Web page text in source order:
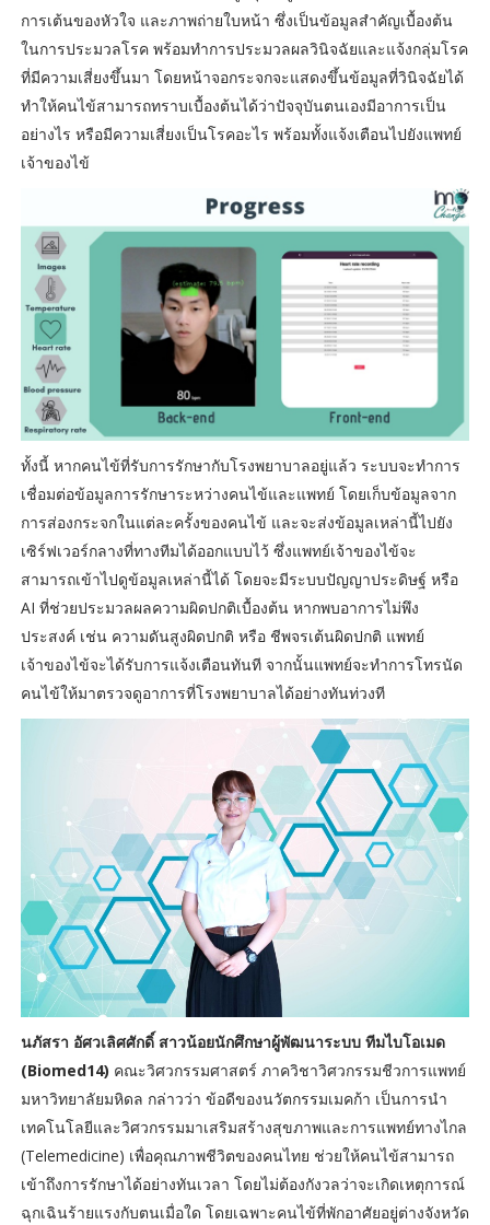
การเต้นของหัวใจ และภาพถ่ายใบหน้า ซึ่งเป็นข้อมูลสำคัญเบื้องต้น
ในการประมวลโรค พร้อมทำการประมวลผลวินิจฉัยและแจ้งกลุ่มโรค
ที่มีความเสี่ยงขึ้นมา โดยหน้าจอกระจกจะแสดงขึ้นข้อมูลที่วินิจฉัยได้
ทำให้คนไข้สามารถทราบเบื้องต้นได้ว่าปัจจุบันตนเองมีอาการเป็น
อย่างไร หรือมีความเสี่ยงเป็นโรคอะไร พร้อมทั้งแจ้งเตือนไปยังแพทย์
เจ้าของไข้
ทั้งนี้ หากคนไข้ที่รับการรักษากับโรงพยาบาลอยู่แล้ว ระบบจะทำการ
เชื่อมต่อข้อมูลการรักษาระหว่างคนไข้และแพทย์ โดยเก็บข้อมูลจาก
การส่องกระจกในแต่ละครั้งของคนไข้ และจะส่งข้อมูลเหล่านี้ไปยัง
เซิร์ฟเวอร์กลางที่ทางทีมได้ออกแบบไว้ ซึ่งแพทย์เจ้าของไข้จะ
สามารถเข้าไปดูข้อมูลเหล่านี้ได้ โดยจะมีระบบปัญญาประดิษฐ์ หรือ
AI ที่ช่วยประมวลผลความผิดปกติเบื้องต้น หากพบอาการไม่พึง
ประสงค์ เช่น ความดันสูงผิดปกติ หรือ ชีพจรเต้นผิดปกติ แพทย์
เจ้าของไข้จะได้รับการแจ้งเตือนทันที จากนั้นแพทย์จะทำการโทรนัด
คนไข้ให้มาตรวจดูอาการที่โรงพยาบาลได้อย่างทันท่วงที
นภัสรา อัศวเลิศศักดิ์ สาวน้อยนักศึกษาผู้พัฒนาระบบ ทีมไบโอเมด
(Biomed14) คณะวิศวกรรมศาสตร์ ภาควิชาวิศวกรรมชีวการแพทย์
มหาวิทยาลัยมหิดล กล่าวว่า ข้อดีของนวัตกรรมเมคก้า เป็นการนำ
เทคโนโลยีและวิศวกรรมมาเสริมสร้างสุขภาพและการแพทย์ทางไกล
(Telemedicine) เพื่อคุณภาพชีวิตของคนไทย ช่วยให้คนไข้สามารถ
เข้าถึงการรักษาได้อย่างทันเวลา โดยไม่ต้องกังวลว่าจะเกิดเหตุการณ์
ฉุกเฉินร้ายแรงกับตนเมื่อใด โดยเฉพาะคนไข้ที่พักอาศัยอยู่ต่างจังหวัด